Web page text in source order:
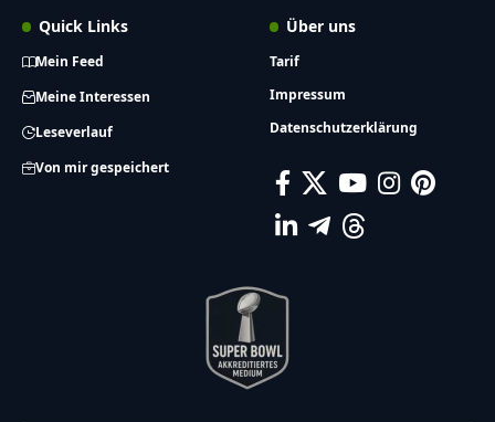
Quick Links
Mein Feed
Meine Interessen
Leseverlauf
Von mir gespeichert
Über uns
Tarif
Impressum
Datenschutzerklärung